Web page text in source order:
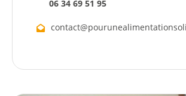
06 34 69 51 95